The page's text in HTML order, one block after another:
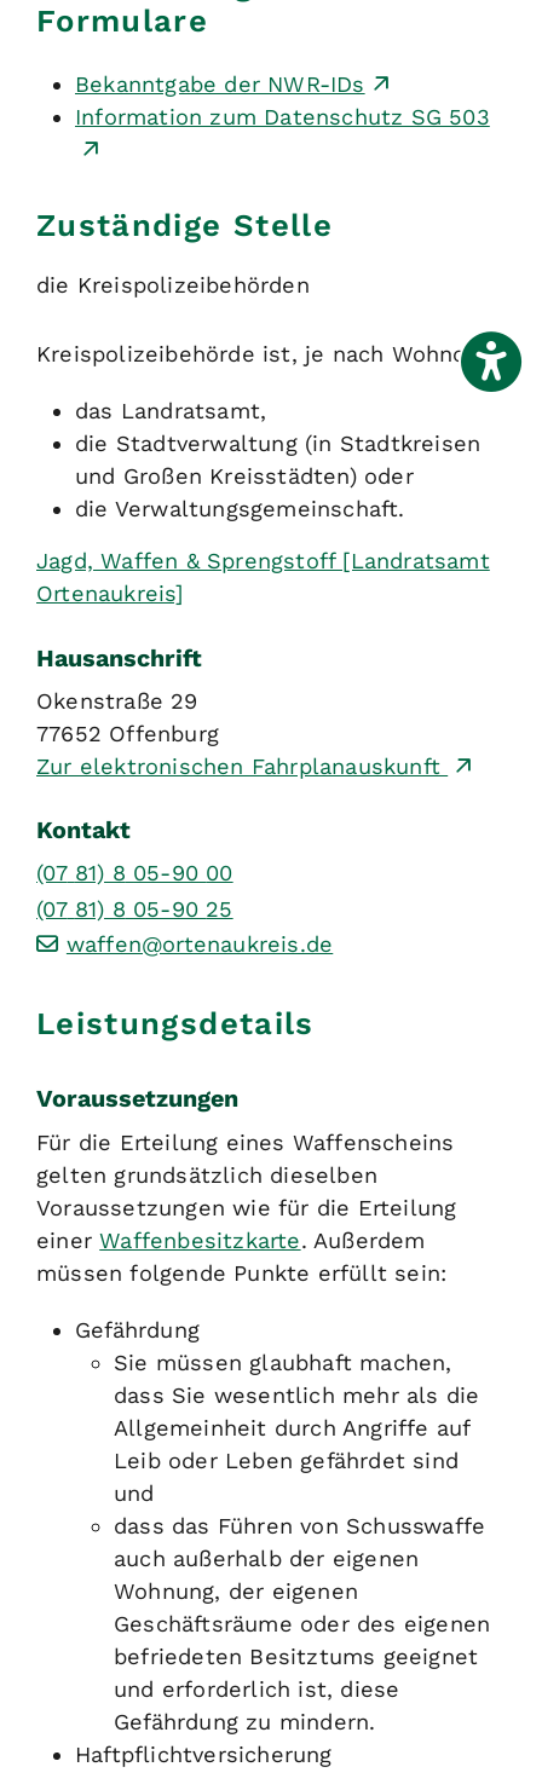
Formulare
Bekanntgabe der NWR-IDs
Information zum Datenschutz SG 503
Zuständige Stelle
die Kreispolizeibehörden
Kreispolizeibehörde ist, je nach Wohnort:
das Landratsamt,
die Stadtverwaltung (in Stadtkreisen
und Großen Kreisstädten) oder
die Verwaltungsgemeinschaft.
Jagd, Waffen & Sprengstoff [Landratsamt
Ortenaukreis]
Hausanschrift
Okenstraße 29
77652 Offenburg
Zur elektronischen Fahrplanauskunft
Kontakt
(07 81) 8 05-90 00
(07 81) 8 05-90 25
waffen@ortenaukreis.de
Leistungsdetails
Voraussetzungen
Für die Erteilung eines Waffenscheins
gelten grundsätzlich dieselben
Voraussetzungen wie für die Erteilung
einerWaffenbesitzkarte. Außerdem
müssen folgende Punkte erfüllt sein:
Gefährdung
Sie müssen glaubhaft machen,
dass Sie wesentlich mehr als die
Allgemeinheit durch Angriffe auf
Leib oder Leben gefährdet sind
und
dass das Führen von Schusswaffe
auch außerhalb der eigenen
Wohnung, der eigenen
Geschäftsräume oder des eigenen
befriedeten Besitztums geeignet
und erforderlich ist, diese
Gefährdung zu mindern.
Haftpflichtversicherung